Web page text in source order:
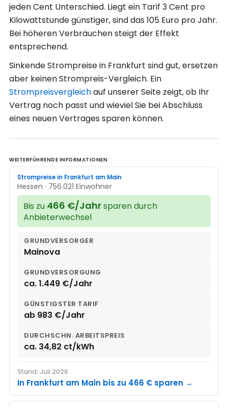
jeden Cent Unterschied. Liegt ein Tarif 3 Cent pro
Kilowattstunde günstiger, sind das 105 Euro pro Jahr.
Bei höheren Verbräuchen steigt der Effekt
entsprechend.
Sinkende Strompreise in Frankfurt sind gut, ersetzen
aber keinen Strompreis-Vergleich. Ein
Strompreisvergleichauf unserer Seite zeigt, ob Ihr
Vertrag noch passt und wieviel Sie bei Abschluss
eines neuen Vertrages sparen können.
WEITERFÜHRENDE INFORMATIONEN
Strompreise in Frankfurt am Main
Hessen · 756.021 Einwohner
Bis zu 466 €/Jahrsparen durch
Anbieterwechsel
GRUNDVERSORGER
Mainova
GRUNDVERSORGUNG
ca. 1.449 €/Jahr
GÜNSTIGSTER TARIF
ab 983 €/Jahr
DURCHSCHN. ARBEITSPREIS
ca. 34,82 ct/kWh
Stand: Juli 2026
In Frankfurt am Main bis zu 466 € sparen →